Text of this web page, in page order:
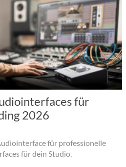
für
2026
für professionelle
für dein Studio.